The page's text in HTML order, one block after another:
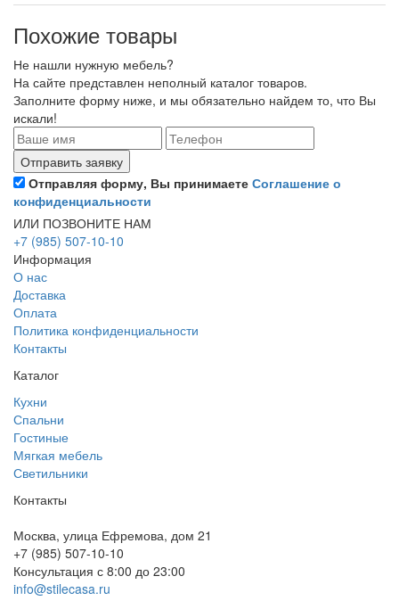
Похожие товары
Не нашли нужную мебель?
На сайте представлен неполный каталог товаров.
Заполните форму ниже, и мы обязательно найдем то, что Вы
искали!
Отправляя форму, Вы принимаете Соглашение о
конфиденциальности
ИЛИ ПОЗВОНИТЕ НАМ
+7 (985) 507-10-10
Информация
О нас
Доставка
Оплата
Политика конфиденциальности
Контакты
Каталог
Кухни
Спальни
Гостиные
Мягкая мебель
Светильники
Контакты
Москва, улица Ефремова, дом 21
+7 (985) 507-10-10
Консультация с 8:00 до 23:00
info@stilecasa.ru